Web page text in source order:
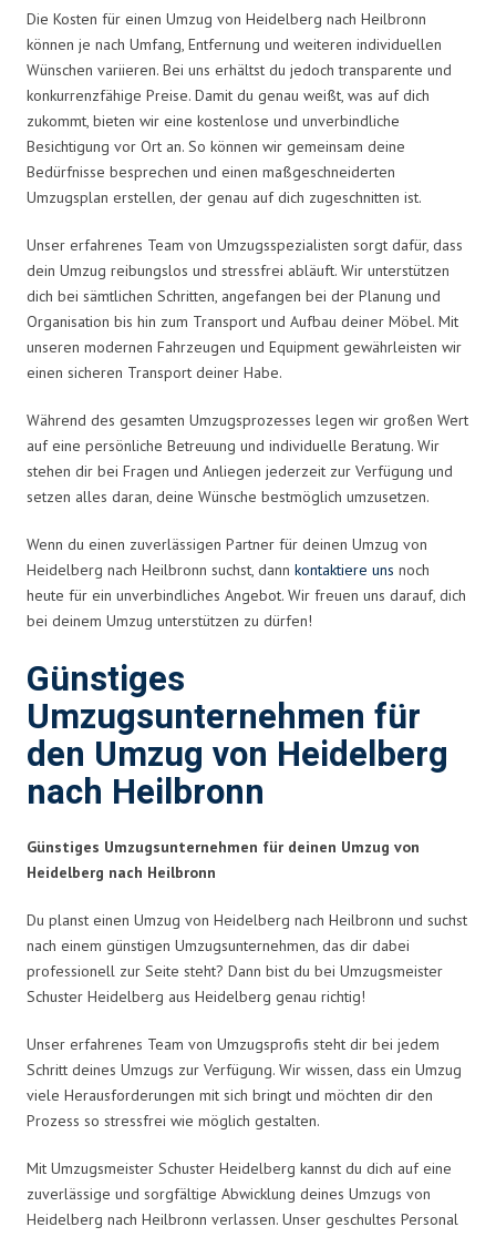
Die Kosten für einen Umzug von Heidelberg nach Heilbronn
können je nach Umfang, Entfernung und weiteren individuellen
Wünschen variieren. Bei uns erhältst du jedoch transparente und
konkurrenzfähige Preise. Damit du genau weißt, was auf dich
zukommt, bieten wir eine kostenlose und unverbindliche
Besichtigung vor Ort an. So können wir gemeinsam deine
Bedürfnisse besprechen und einen maßgeschneiderten
Umzugsplan erstellen, der genau auf dich zugeschnitten ist.
Unser erfahrenes Team von Umzugsspezialisten sorgt dafür, dass
dein Umzug reibungslos und stressfrei abläuft. Wir unterstützen
dich bei sämtlichen Schritten, angefangen bei der Planung und
Organisation bis hin zum Transport und Aufbau deiner Möbel. Mit
unseren modernen Fahrzeugen und Equipment gewährleisten wir
einen sicheren Transport deiner Habe.
Während des gesamten Umzugsprozesses legen wir großen Wert
auf eine persönliche Betreuung und individuelle Beratung. Wir
stehen dir bei Fragen und Anliegen jederzeit zur Verfügung und
setzen alles daran, deine Wünsche bestmöglich umzusetzen.
Wenn du einen zuverlässigen Partner für deinen Umzug von
Heidelberg nach Heilbronn suchst, dann kontaktiere uns noch
heute für ein unverbindliches Angebot. Wir freuen uns darauf, dich
bei deinem Umzug unterstützen zu dürfen!
Günstiges
Umzugsunternehmen für
den Umzug von Heidelberg
nach Heilbronn
Günstiges Umzugsunternehmen für deinen Umzug von
Heidelberg nach Heilbronn
Du planst einen Umzug von Heidelberg nach Heilbronn und suchst
nach einem günstigen Umzugsunternehmen, das dir dabei
professionell zur Seite steht? Dann bist du bei Umzugsmeister
Schuster Heidelberg aus Heidelberg genau richtig!
Unser erfahrenes Team von Umzugsprofis steht dir bei jedem
Schritt deines Umzugs zur Verfügung. Wir wissen, dass ein Umzug
viele Herausforderungen mit sich bringt und möchten dir den
Prozess so stressfrei wie möglich gestalten.
Mit Umzugsmeister Schuster Heidelberg kannst du dich auf eine
zuverlässige und sorgfältige Abwicklung deines Umzugs von
Heidelberg nach Heilbronn verlassen. Unser geschultes Personal